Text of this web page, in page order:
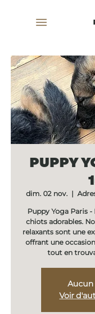
PUPPY
dim. 02 nov.
  |
Puppy Yoga Paris
chiots adorables.
relaxants sont une
offrant une
tout en
Voir